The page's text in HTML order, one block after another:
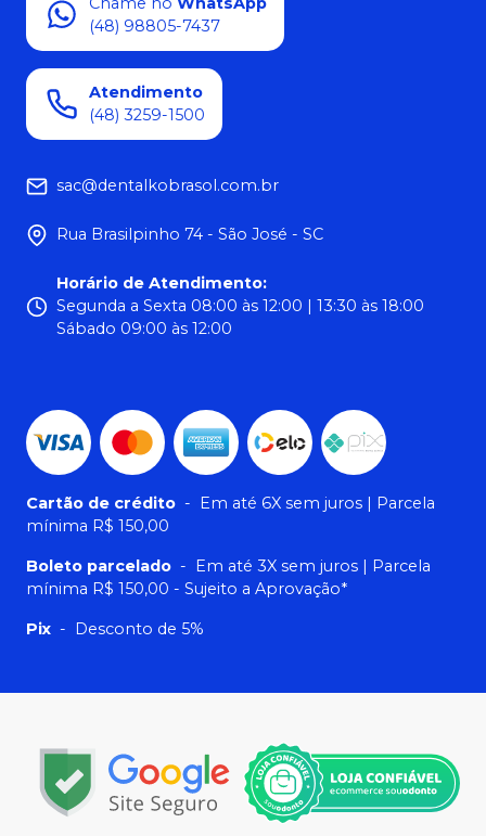
(48) 98805-7437
Atendimento
(48) 3259-1500
sac@dentalkobrasol.com.br
Rua Brasilpinho 74 - São José - SC
Horário de Atendimento:
Segunda a Sexta 08:00 às 12:00 | 13:30 às 18:00
Sábado 09:00 às 12:00
Cartão de crédito - Em até 6X sem juros | Parcela
mínima R$ 150,00
Boleto parcelado - Em até 3X sem juros | Parcela
mínima R$ 150,00 - Sujeito a Aprovação*
Pix - Desconto de 5%